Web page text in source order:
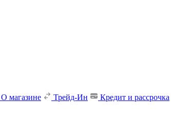
О магазине Трейд-Ин Кредит и рассрочка